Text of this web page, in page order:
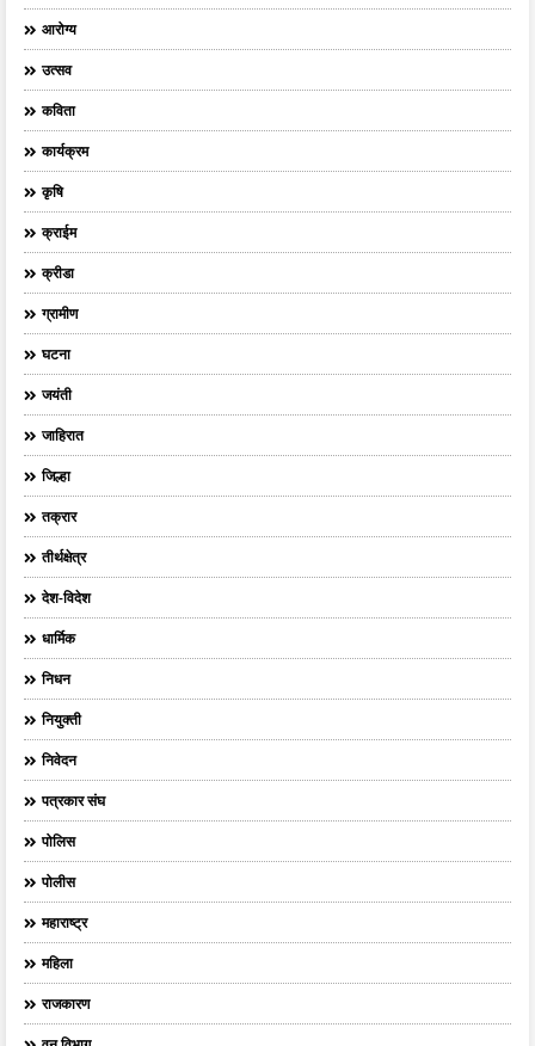
आरोग्य
उत्सव
कविता
कार्यक्रम
कृषि
क्राईम
क्रीडा
ग्रामीण
घटना
जयंती
जाहिरात
जिल्हा
तक्रार
तीर्थक्षेत्र
देश-विदेश
धार्मिक
निधन
नियुक्ती
निवेदन
पत्रकार संघ
पोलिस
पोलीस
महाराष्ट्र
महिला
राजकारण